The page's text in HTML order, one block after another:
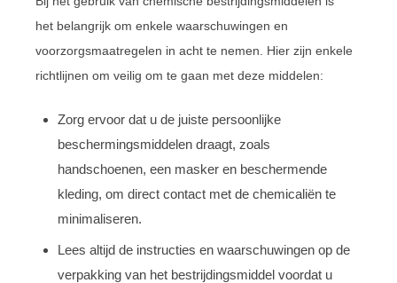
het belangrijk om enkele waarschuwingen en
voorzorgsmaatregelen in acht te nemen. Hier zijn enkele
richtlijnen om veilig om te gaan met deze middelen:
Zorg ervoor dat u de juiste persoonlijke
beschermingsmiddelen draagt, zoals
handschoenen, een masker en beschermende
kleding, om direct contact met de chemicaliën te
minimaliseren.
Lees altijd de instructies en waarschuwingen op de
verpakking van het bestrijdingsmiddel voordat u